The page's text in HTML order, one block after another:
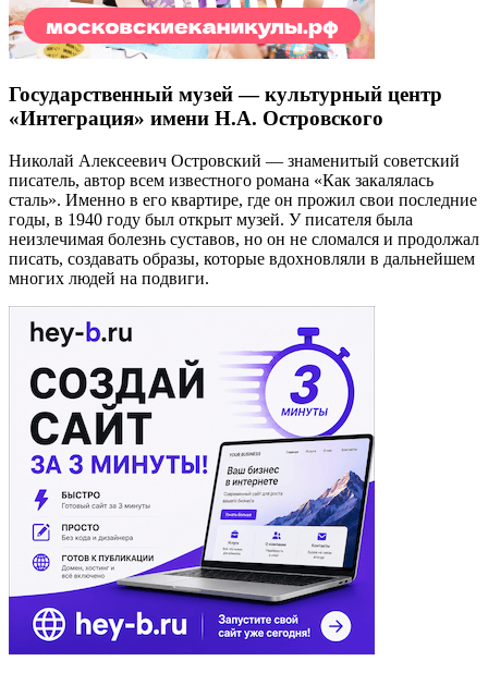
Государственный музей — культурный центр
«Интеграция» имени Н.А. Островского
Николай Алексеевич Островский — знаменитый советский
писатель, автор всем известного романа «Как закалялась
сталь». Именно в его квартире, где он прожил свои последние
годы, в 1940 году был открыт музей. У писателя была
неизлечимая болезнь суставов, но он не сломался и продолжал
писать, создавать образы, которые вдохновляли в дальнейшем
многих людей на подвиги.